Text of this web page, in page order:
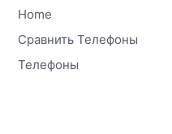
Home
Сравнить Телефоны
Телефоны